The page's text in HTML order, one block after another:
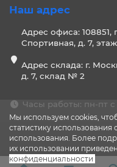
Мы используем cookies,
статистику использования
использования. Более
их использовании
конфиденциальности
Наш адрес
Адрес офиса: 108851,
Спортивная, д. 7,
Адрес склада: г.
д. 7, склад № 2
Часы работы: пн-пт